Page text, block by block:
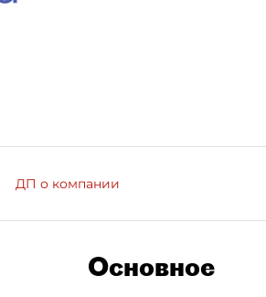
ДП о компании
Основное